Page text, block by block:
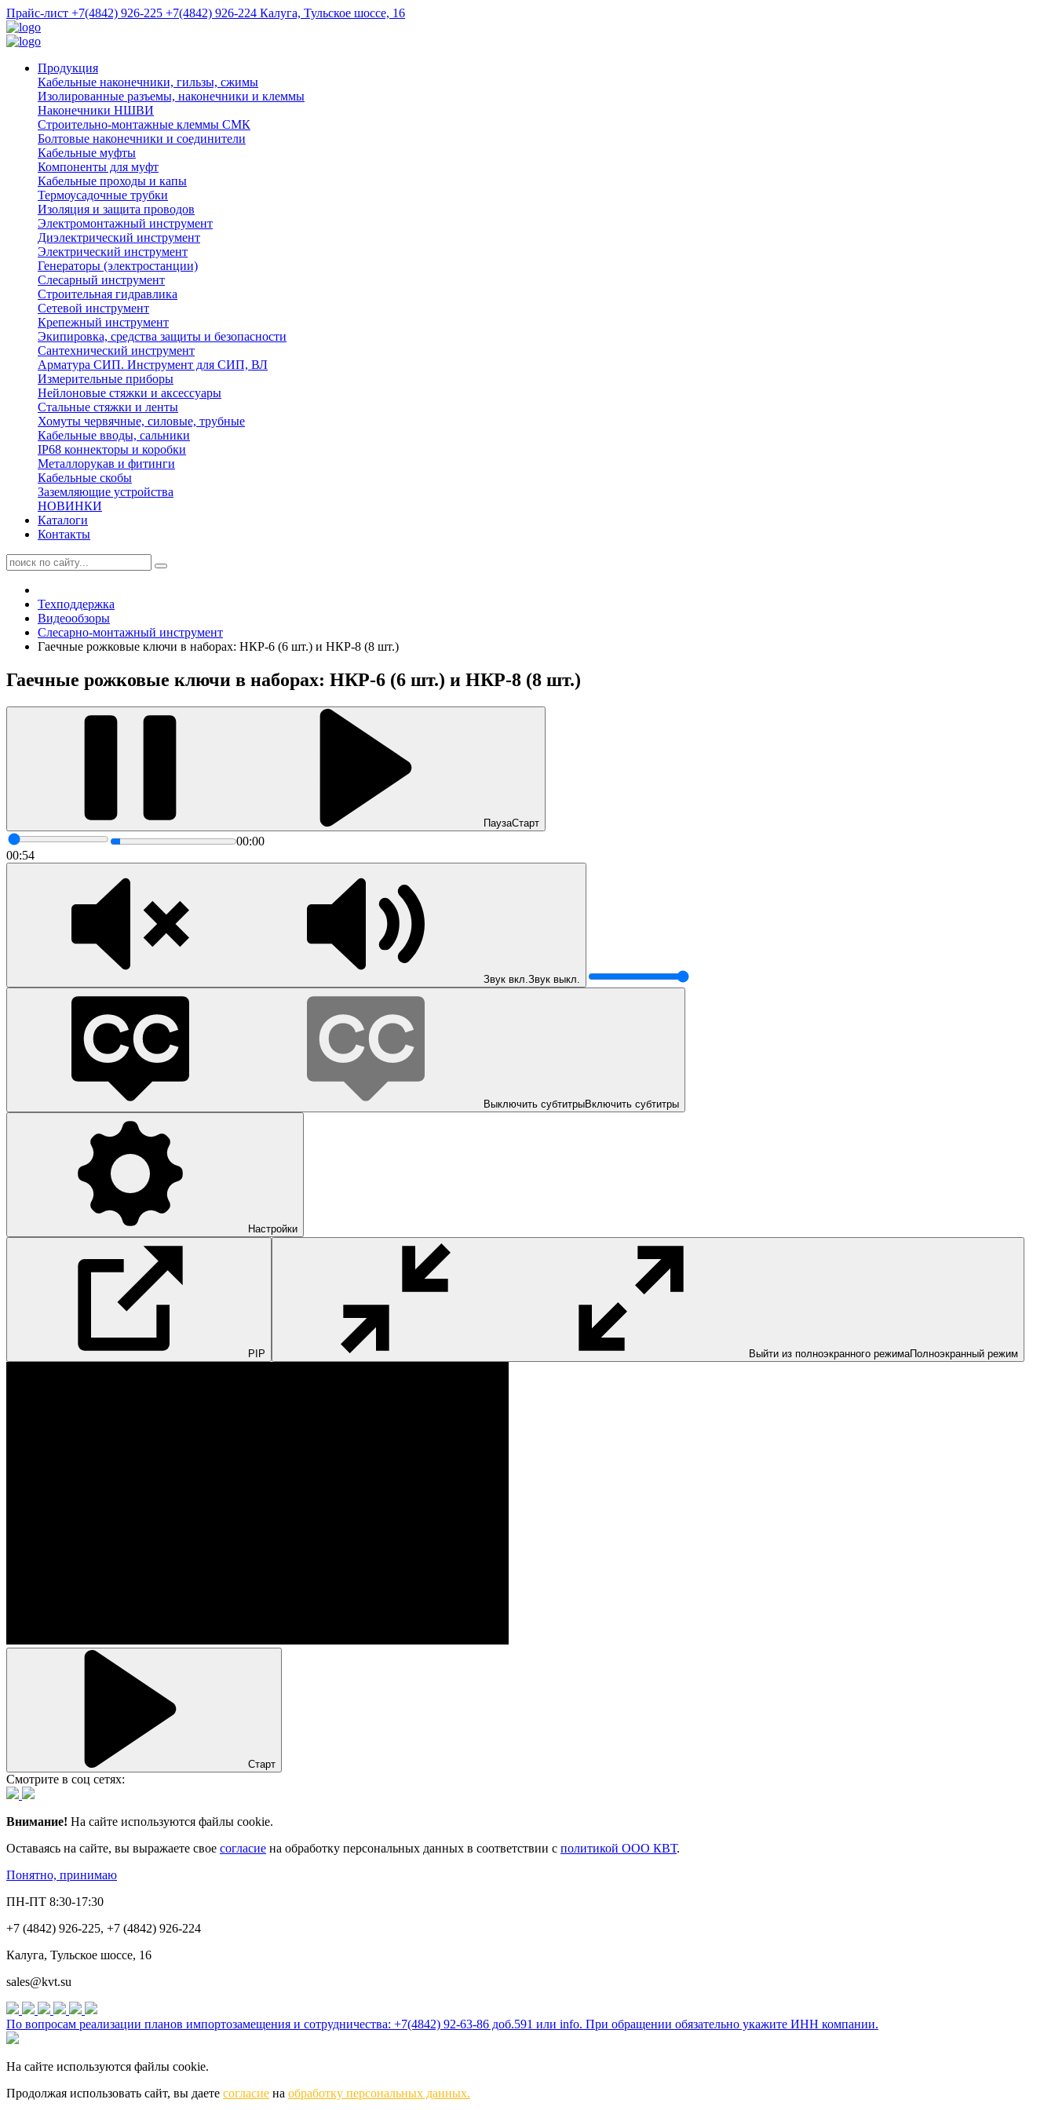
Прайс-лист +7(4842) 926-225 +7(4842) 926-224 Калуга, Тульское шоссе, 16
Продукция
Кабельные наконечники, гильзы, сжимы
Изолированные разъемы, наконечники и клеммы
Наконечники НШВИ
Строительно-монтажные клеммы СМК
Болтовые наконечники и соединители
Кабельные муфты
Компоненты для муфт
Кабельные проходы и капы
Термоусадочные трубки
Изоляция и защита проводов
Электромонтажный инструмент
Диэлектрический инструмент
Электрический инструмент
Генераторы (электростанции)
Слесарный инструмент
Строительная гидравлика
Сетевой инструмент
Крепежный инструмент
Экипировка, средства защиты и безопасности
Сантехнический инструмент
Арматура СИП. Инструмент для СИП, ВЛ
Измерительные приборы
Нейлоновые стяжки и аксессуары
Стальные стяжки и ленты
Хомуты червячные, силовые, трубные
Кабельные вводы, сальники
IP68 коннекторы и коробки
Металлорукав и фитинги
Кабельные скобы
Заземляющие устройства
НОВИНКИ
Каталоги
Контакты
Техподдержка
Видеообзоры
Cлесарно-монтажный инструмент
Гаечные рожковые ключи в наборах: НКР-6 (6 шт.) и НКР-8 (8 шт.)
Гаечные рожковые ключи в наборах: НКР-6 (6 шт.) и НКР-8 (8 шт.)
ПаузаСтарт
00:00
00:54
Звук вкл. Звук выкл.
Выключить субтитрыВключить субтитры
Настройки
PIP Выйти из полноэкранного режимаПолноэкранный режим
Старт
Смотрите в соц сетях:
Внимание! На сайте используются файлы cookie.
Оставаясь на сайте, вы выражаете свое согласие на обработку персональных данных в соответствии с политикой ООО КВТ.
Понятно, принимаю
ПН-ПТ 8:30-17:30
+7 (4842) 926-225, +7 (4842) 926-224
Калуга, Тульское шоссе, 16
sales@kvt.su
По вопросам реализации планов импортозамещения и сотрудничества: +7(4842) 92-63-86 доб.591 или info. При обращении обязательно укажите ИНН компании.
На сайте используются файлы cookie.
Продолжая использовать сайт, вы даете согласие на обработку персональных данных.